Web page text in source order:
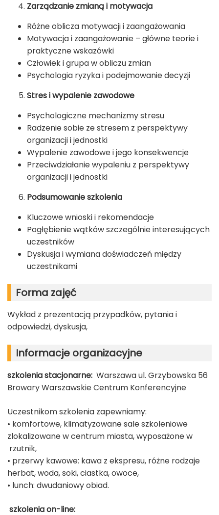
Zarządzanie zmianą i motywacja
Różne oblicza motywacji i zaangażowania
Motywacja i zaangażowanie – główne teorie i
praktyczne wskazówki
Człowiek i grupa w obliczu zmian
Psychologia ryzyka i podejmowanie decyzji
Stres i wypalenie zawodowe
Psychologiczne mechanizmy stresu
Radzenie sobie ze stresem z perspektywy
organizacji i jednostki
Wypalenie zawodowe i jego konsekwencje
Przeciwdziałanie wypaleniu z perspektywy
organizacji i jednostki
Podsumowanie szkolenia
Kluczowe wnioski i rekomendacje
Pogłębienie wątków szczególnie interesujących
uczestników
Dyskusja i wymiana doświadczeń między
uczestnikami
Forma zajęć
Wykład z prezentacją przypadków, pytania i
odpowiedzi, dyskusja,
Informacje organizacyjne
szkolenia stacjonarne: Warszawa ul. Grzybowska 56
Browary Warszawskie Centrum Konferencyjne
Uczestnikom szkolenia zapewniamy:
• komfortowe, klimatyzowane sale szkoleniowe
zlokalizowane w centrum miasta, wyposażone w
rzutnik,
• przerwy kawowe: kawa z ekspresu, różne rodzaje
herbat, woda, soki, ciastka, owoce,
• lunch: dwudaniowy obiad.
szkolenia on-line: